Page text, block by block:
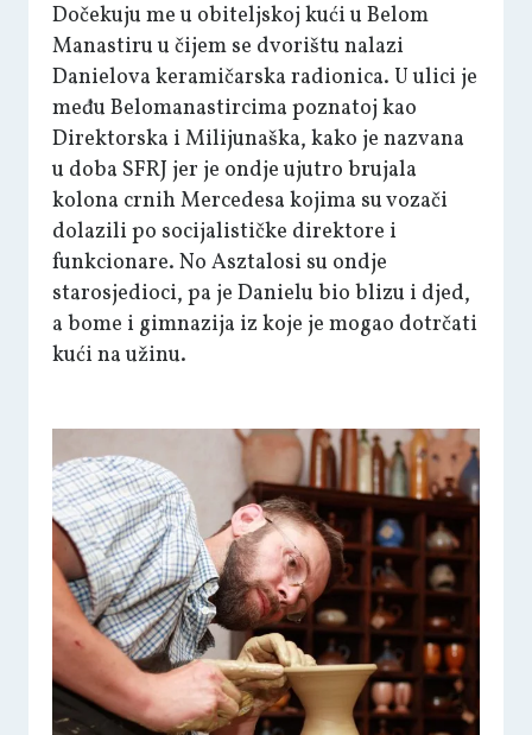
Dočekuju me u obiteljskoj kući u Belom
Manastiru u čijem se dvorištu nalazi
Danielova keramičarska radionica. U ulici je
među Belomanastircima poznatoj kao
Direktorska i Milijunaška, kako je nazvana
u doba SFRJ jer je ondje ujutro brujala
kolona crnih Mercedesa kojima su vozači
dolazili po socijalističke direktore i
funkcionare. No Asztalosi su ondje
starosjedioci, pa je Danielu bio blizu i djed,
a bome i gimnazija iz koje je mogao dotrčati
kući na užinu.